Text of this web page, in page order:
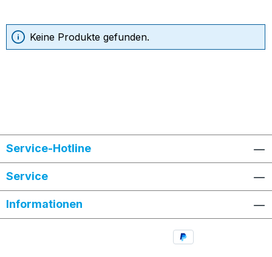
Keine Produkte gefunden.
Service-Hotline
Service
Informationen